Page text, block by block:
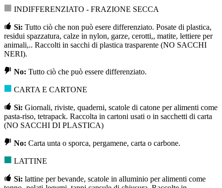
INDIFFERENZIATO - FRAZIONE SECCA
Sì: Tutto ciò che non può esere differenziato. Posate di plastica,
residui spazzatura, calze in nylon, garze, cerotti,, matite, lettiere per
animali,.. Raccolti in sacchi di plastica trasparente (NO SACCHI
NERI).
No: Tutto ciò che può essere differenziato.
CARTA E CARTONE
Sì: Giornali, riviste, quaderni, scatole di catone per alimenti come
pasta-riso, tetrapack. Raccolta in cartoni usati o in sacchetti di carta
(NO SACCHI DI PLASTICA)
No: Carta unta o sporca, pergamene, carta o carbone.
LATTINE
Sì: lattine per bevande, scatole in alluminio per alimenti come